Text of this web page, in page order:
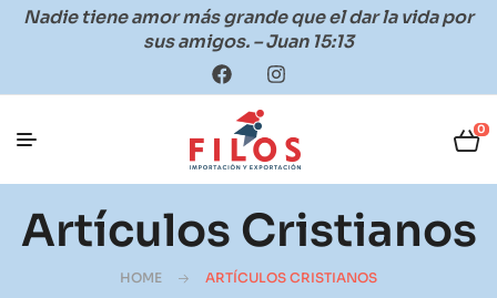
Nadie tiene amor más grande que el dar la vida por
sus amigos. – Juan 15:13
0
Artículos Cristianos
HOME ARTÍCULOS CRISTIANOS